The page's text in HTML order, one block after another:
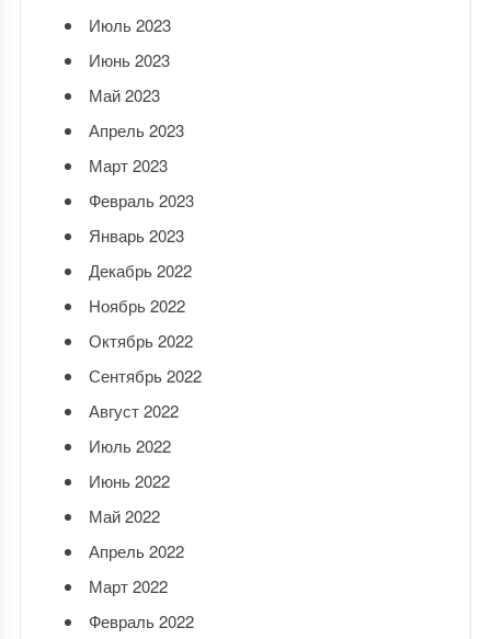
Июль 2023
Июнь 2023
Май 2023
Апрель 2023
Март 2023
Февраль 2023
Январь 2023
Декабрь 2022
Ноябрь 2022
Октябрь 2022
Сентябрь 2022
Август 2022
Июль 2022
Июнь 2022
Май 2022
Апрель 2022
Март 2022
Февраль 2022